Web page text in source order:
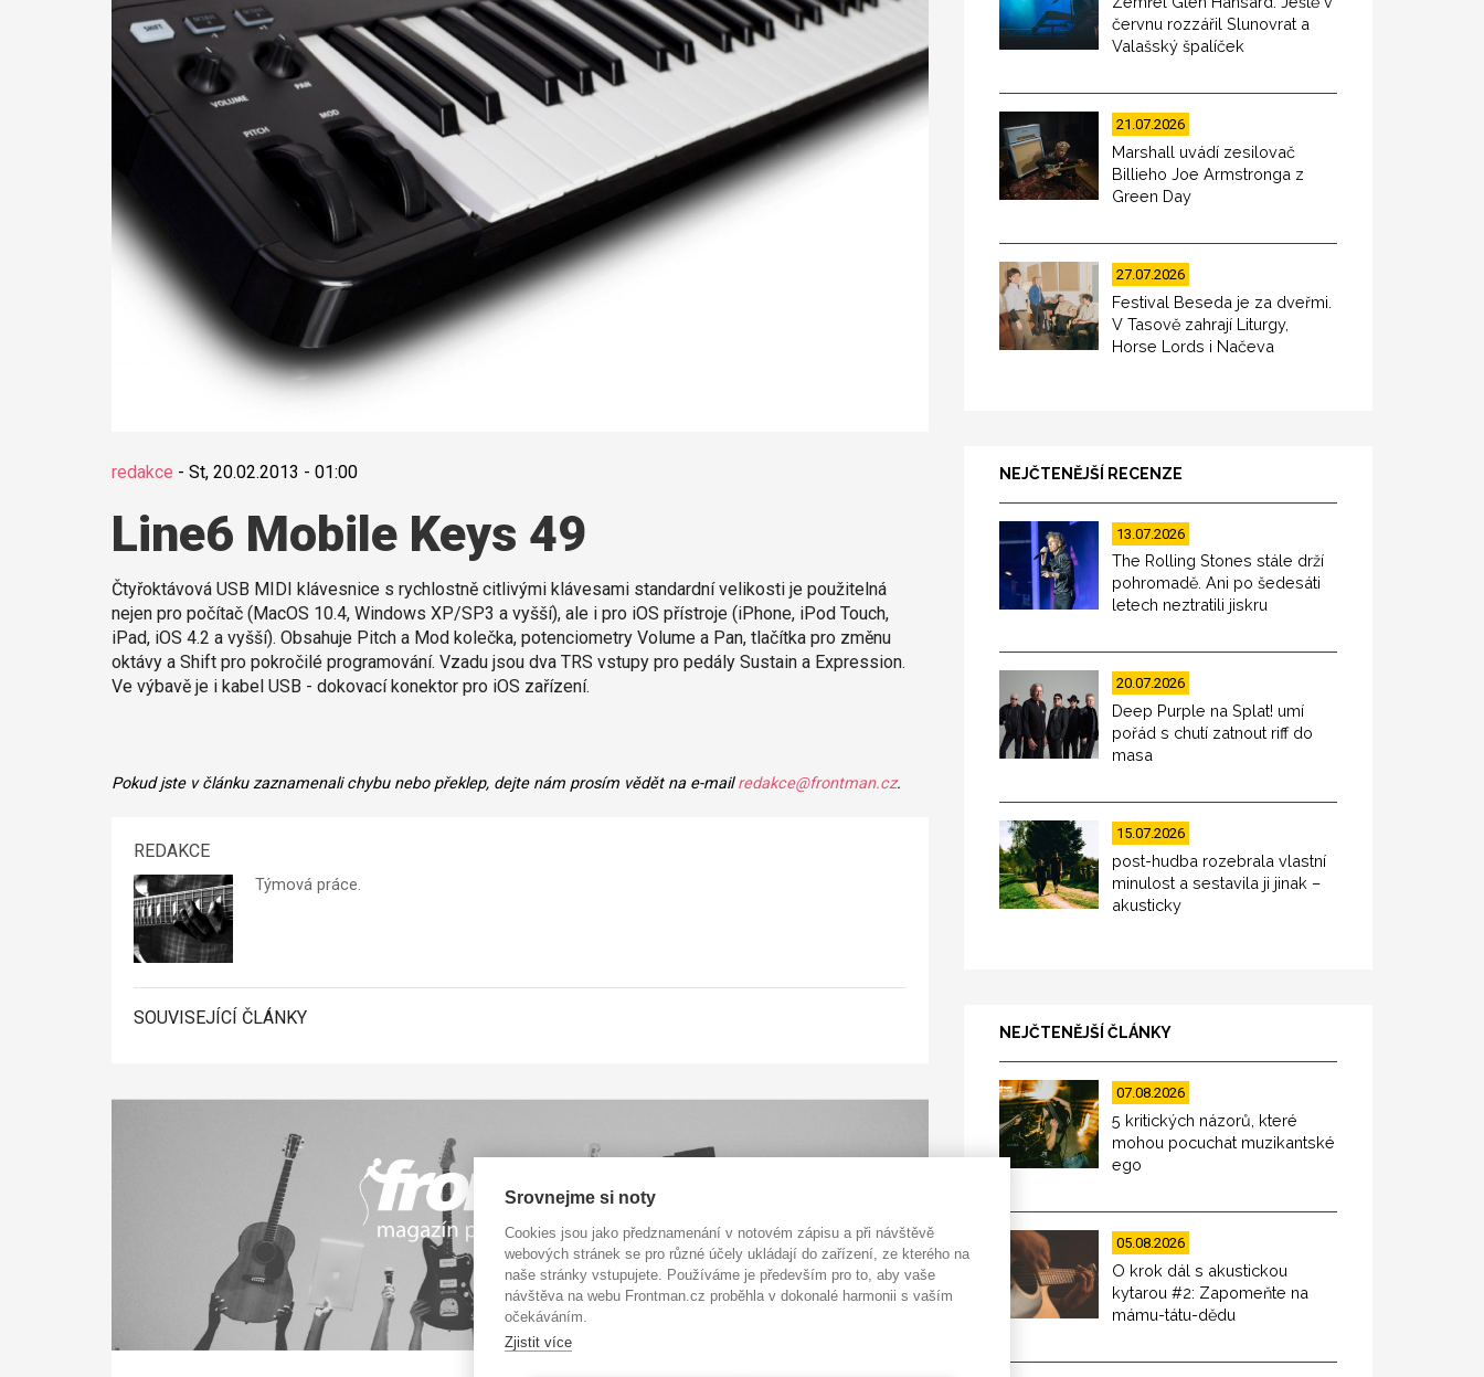
redakce - St, 20.02.2013 - 01:00
Line6 Mobile Keys 49
Čtyřoktávová USB MIDI klávesnice s rychlostně citlivými klávesami standardní velikosti je použitelná
nejen pro počítač (MacOS 10.4, Windows XP/SP3 a vyšší), ale i pro iOS přístroje (iPhone, iPod Touch,
iPad, iOS 4.2 a vyšší). Obsahuje Pitch a Mod kolečka, potenciometry Volume a Pan, tlačítka pro změnu
oktávy a Shift pro pokročilé programování. Vzadu jsou dva TRS vstupy pro pedály Sustain a Expression.
Ve výbavě je i kabel USB - dokovací konektor pro iOS zařízení.
Pokud jste v článku zaznamenali chybu nebo překlep, dejte nám prosím vědět na e-mailredakce@frontman.cz.
REDAKCE
Týmová práce.
SOUVISEJÍCÍ ČLÁNKY
červnu rozzářil Slunovrat a
Valašský špalíček
21.07.2026
Marshall uvádí zesilovač
Billieho Joe Armstronga z
Green Day
27.07.2026
Festival Beseda je za dveřmi.
V Tasově zahrají Liturgy,
Horse Lords i Načeva
NEJČTENĚJŠÍ RECENZE
13.07.2026
The Rolling Stones stále drží
pohromadě. Ani po šedesáti
letech neztratili jiskru
20.07.2026
Deep Purple na Splat! umí
pořád s chutí zatnout riff do
masa
15.07.2026
post-hudba rozebrala vlastní
minulost a sestavila ji jinak –
akusticky
NEJČTENĚJŠÍ ČLÁNKY
07.08.2026
5 kritických názorů, které
mohou pocuchat muzikantské
ego
05.08.2026
O krok dál s akustickou
kytarou #2: Zapomeňte na
mámu-tátu-dědu
Srovnejme si noty
Cookies jsou jako předznamenání v notovém zápisu a při návštěvě
webových stránek se pro různé účely ukládají do zařízení, ze kterého na
naše stránky vstupujete. Používáme je především pro to, aby vaše
návštěva na webu Frontman.cz proběhla v dokonalé harmonii s vaším
očekáváním.
Zjistit více